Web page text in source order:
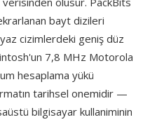
bayt dizileri
cizimlerdeki geniş düz
7,8 MHz Motorola
hesaplama yükü
tarihsel onemidir —
bilgisayar kullaniminin